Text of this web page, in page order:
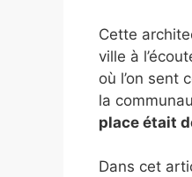
Cette
ville à
où l’on sent
la
place était
Dans cet